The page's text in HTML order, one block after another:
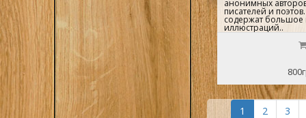
анонимных
писателей и
содержат большое
иллюстраций..
1 2 3